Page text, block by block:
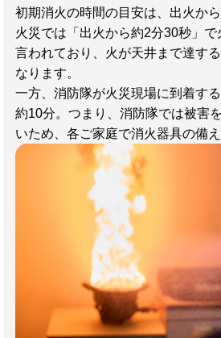
初期消火の時間の目安は、出火か
火災では「出火から約2分30秒」で
言われており、火が天井まで達す
なります。
一方、消防隊が火災現場に到着す
約10分。つまり、消防隊では被害
いため、各ご家庭で消火器具の備え